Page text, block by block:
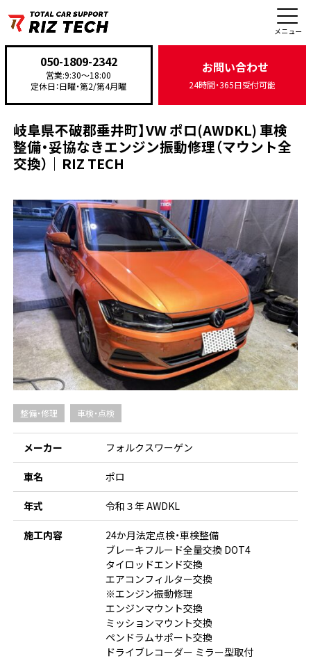
メニュー
050-1809-2342
営業:9:30〜18:00
定休日：日曜・第2/第4月曜
お問い合わせ
24時間・365日受付可能
施工事例>整備・修理>岐阜県不破郡垂井町】VW ポロ(AWDKL) 車検整備・妥協な
岐阜県不破郡垂井町】VW ポロ(AWDKL) 車検
整備・妥協なきエンジン振動修理（マウント全
交換）｜RIZ TECH
整備・修理 車検・点検
メーカー フォルクスワーゲン
車名 ポロ
年式 令和３年 AWDKL
施工内容
24か月法定点検・車検整備
ブレーキフルード全量交換 DOT4
タイロッドエンド交換
エアコンフィルター交換
※エンジン振動修理
エンジンマウント交換
ミッションマウント交換
ペンドラムサポート交換
ドライブレコーダー ミラー型取付